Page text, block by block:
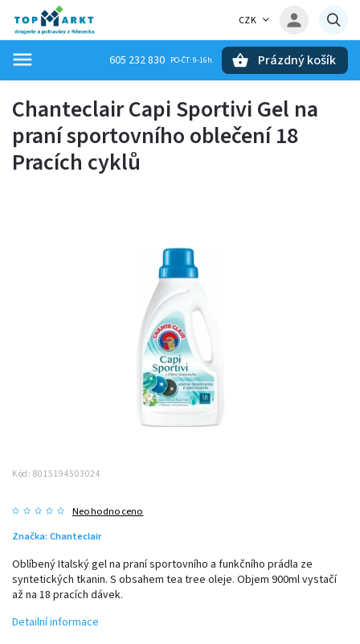
CZK
605 232 830 Prázdný košík
Chanteclair Capi Sportivi Gel na
praní sportovního oblečení 18
Pracích cyklů
Kód: 8015194503024
Neohodnoceno
Značka: Chanteclair
Oblíbený Italský gel na praní sportovního a funkčního prádla ze
syntetických tkanin. S obsahem tea tree oleje. Objem 900ml vystačí
až na 18 pracích dávek.
Detailní informace